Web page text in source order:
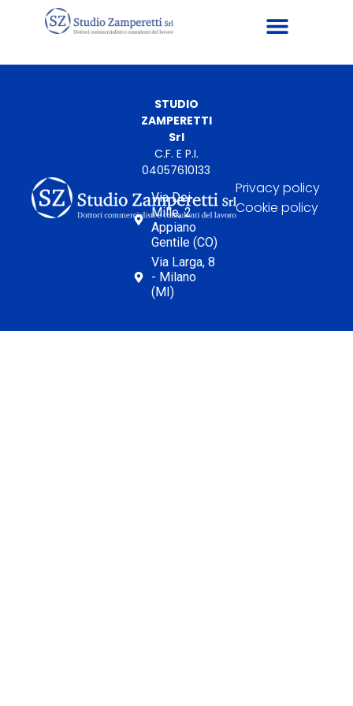
STUDIO
ZAMPERETTI
Srl
C.F. E P.I.
04057610133
Via Dei
Mille, 2
Appiano
Gentile (CO)
Via Larga, 8
- Milano
(MI)
Privacy policy
Cookie policy